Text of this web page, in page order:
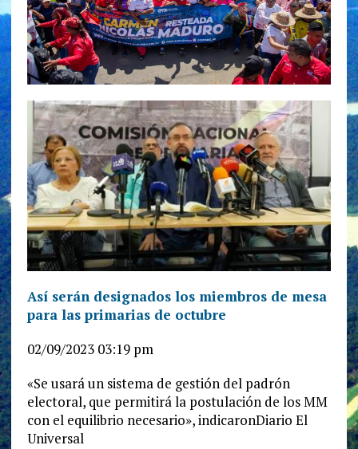
Así serán designados los miembros de mesa
para las primarias de octubre
02/09/2023 03:19 pm
«Se usará un sistema de gestión del padrón
electoral, que permitirá la postulación de los MM
con el equilibrio necesario», indicaronDiario El
Universal